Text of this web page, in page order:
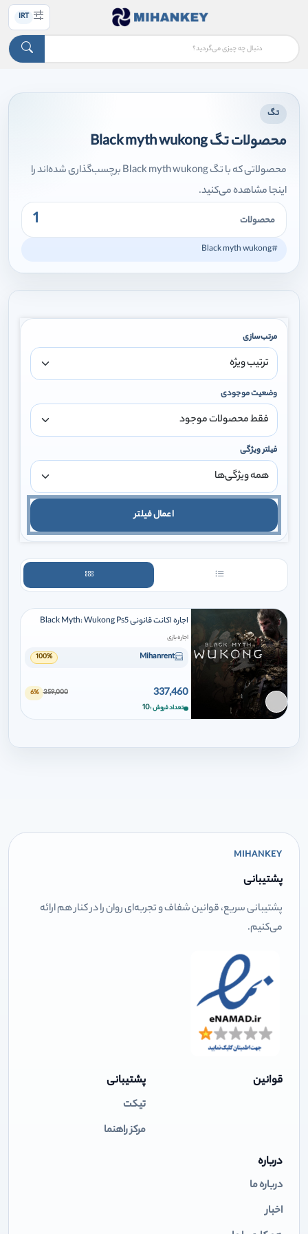
IRT
تگ
محصولات تگ Black myth wukong
محصولاتی که با تگ Black myth wukong برچسب‌گذاری شده‌اند را
اینجا مشاهده می‌کنید.
محصولات 1
#Black myth wukong
مرتب‌سازی
وضعیت موجودی
فیلتر ویژگی
اعمال فیلتر
برای افزودن وارد شوید
اجاره اکانت قانونی Black Myth: Wukong Ps5
اجاره بازی
Mihanrent
100%
337,460
359,000
6%
تعداد فروش 10
MIHANKEY
پشتیبانی
پشتیبانی سریع، قوانین شفاف و تجربه‌ای روان را در کنار هم ارائه
می‌کنیم.
قوانین پشتیبانی
تیکت
مرکز راهنما
درباره
درباره ما
اخبار